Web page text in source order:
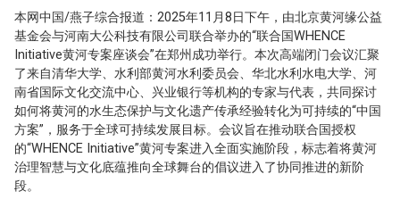
本网中国/燕子综合报道：2025年11月8日下午，由北京黄河缘公益
基金会与河南大公科技有限公司联合举办的“联合国WHENCE
Initiative黄河专案座谈会”在郑州成功举行。本次高端闭门会议汇聚
了来自清华大学、水利部黄河水利委员会、华北水利水电大学、河
南省国际文化交流中心、兴业银行等机构的专家与代表，共同探讨
如何将黄河的水生态保护与文化遗产传承经验转化为可持续的“中国
方案”，服务于全球可持续发展目标。会议旨在推动联合国授权
的“WHENCE Initiative”黄河专案进入全面实施阶段，标志着将黄河
治理智慧与文化底蕴推向全球舞台的倡议进入了协同推进的新阶
段。